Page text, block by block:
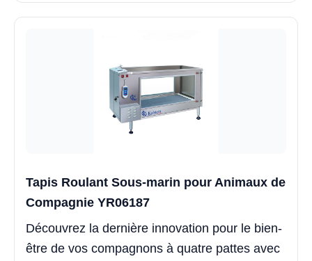
Tapis Roulant Sous-marin pour Animaux de
Compagnie YR06187
Découvrez la dernière innovation pour le bien-
être de vos compagnons à quatre pattes avec